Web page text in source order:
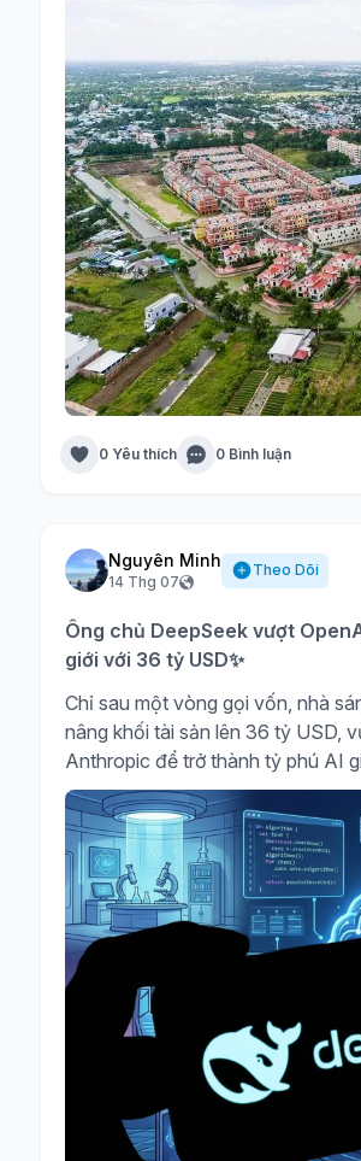
0 Yêu thích 0 Bình luận
Nguyên Minh
14 Thg 07
Theo Dõi
Ông chủ DeepSeek vượt
giới với 36 tỷ USD✨
Chỉ sau một vòng gọi vốn, nhà
nâng khối tài sản lên 36 tỷ USD,
Anthropic để trở thành tỷ phú AI